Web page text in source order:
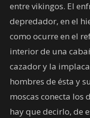
entre vikingos. El
depredador, en el
como ocurre en el
interior de una
cazador y la
hombres de ésta y
moscas conecta los
hay que decirlo, de